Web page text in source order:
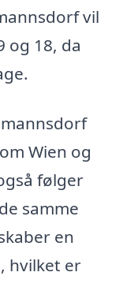
vil
og 18, da
Wien og
følger
samme
en
hvilket er